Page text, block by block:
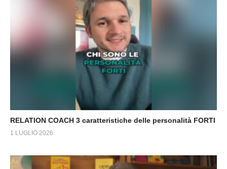
RELATION COACH 3 caratteristiche delle personalità FORTI
1 LUGLIO 2026